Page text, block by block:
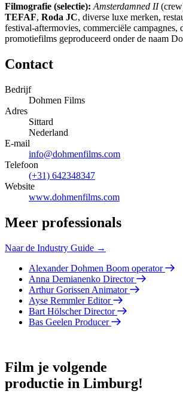
Filmografie (selectie): Amsterdamned II
TEFAF, Roda JC, diverse luxe merken,
festival-aftermovies, commerciële campagnes,
promotiefilms geproduceerd onder de naam
Contact
Bedrijf
Dohmen Films
Adres
Sittard
Nederland
E-mail
info@dohmenfilms.com
Telefoon
(+31) 642348347
Website
www.dohmenfilms.com
Meer professionals
Naar de Industry Guide →
Alexander Dohmen Boom operator
Anna Demianenko Director
Arthur Gorissen Animator
Ayse Remmler Editor
Bart Hölscher Director
Bas Geelen Producer
Film je volgende
productie in Limburg!